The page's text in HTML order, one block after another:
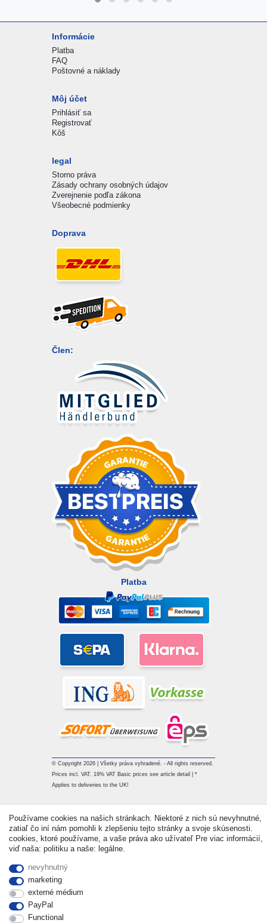
Informácie
Platba
FAQ
Poštovné a náklady
Môj účet
Prihlásiť sa
Registrovať
Kôš
legal
Storno práva
Zásady ochrany osobných údajov
Zverejnenie podľa zákona
Všeobecné podmienky
Doprava
Člen:
Platba
© Copyright 2026 | Všetky práva vyhradené. - All rights reserved.
Prices incl. VAT. 19% VAT Basic prices see article detail | *
Applies to deliveries to the UK!
Používame cookies na našich stránkach. Niektoré z nich sú nevyhnutné,
zatiaľ čo iní nám pomohli k zlepšeniu tejto stránky a svoje skúsenosti.
cookies, ktoré používame, a vaše práva ako užívateľ Pre viac informácií,
viď naša: politiku a naše: legálne.
nevyhnutný
marketing
externé médium
PayPal
Functional
Withdraw from contract here Kontakt